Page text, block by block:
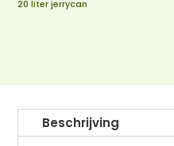
20 liter jerrycan
Beschrijving